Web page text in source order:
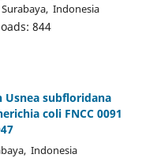
Indonesia
844
subfloridana
coli FNCC 0091
Indonesia